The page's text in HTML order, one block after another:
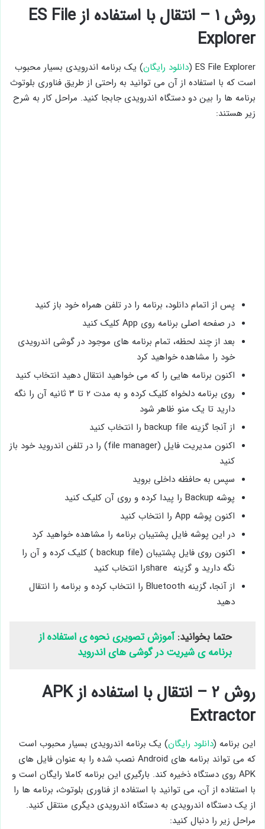
روش ۱ – انتقال با استفاده از ES File
Explorer
ES File Explorer ( دانلود رایگان) یک برنامه اندرویدی بسیار محبوب
است که با استفاده از آن می توانید به راحتی از طریق فناوری بلوتوث
برنامه ها را بین دو دستگاه اندرویدی جابجا کنید. مراحل کار به شرح
زیر هستند:
پس از اتمام دانلود، برنامه را در تلفن همراه خود باز کنید
در صفحه اصلی برنامه روی App کلیک کنید
بعد از چند لحظه، تمام برنامه های موجود در گوشی اندرویدی
خود را مشاهده خواهید کرد
اکنون برنامه هایی را که می خواهید انتقال دهید انتخاب کنید
روی برنامه دلخواه کلیک کرده و به مدت ۲ تا ۳ ثانیه آن را نگه
دارید تا یک منو ظاهر شود
از آنجا گزینه backup file را انتخاب کنید
اکنون مدیریت فایل (file manager) را در تلفن اندروید خود باز
کنید
سپس به حافظه داخلی بروید
پوشه Backup را پیدا کرده و روی آن کلیک کنید
اکنون پوشه App را انتخاب کنید
در این پوشه فایل پشتیبان برنامه را مشاهده خواهید کرد
اکنون روی فایل پشتیبان (backup file ) کلیک کرده و آن را
نگه دارید و گزینه shareرا انتخاب کنید
از آنجا، گزینه Bluetooth را انتخاب کرده و برنامه را انتقال
دهید
حتما بخوانید:آموزش تصویری نحوه ی استفاده از
برنامه ی شیریت در گوشی های اندروید
روش ۲ – انتقال با استفاده از APK
Extractor
این برنامه (دانلود رایگان) یک برنامه اندرویدی بسیار محبوب است
که می تواند برنامه های Android نصب شده را به عنوان فایل های
APK روی دستگاه ذخیره کند. بارگیری این برنامه کاملا رایگان است و
با استفاده از آن، می توانید با استفاده از فناوری بلوتوث، برنامه ها را
از یک دستگاه اندرویدی به دستگاه اندرویدی دیگری منتقل کنید.
مراحل زیر را دنبال کنید: